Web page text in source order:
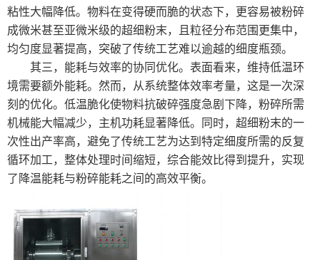
粘性大幅降低。物料在变得硬而脆的状态下，更容易被粉碎
成微米甚至亚微米级的超细粉末，且粒径分布范围更集中，
均匀度显著提高，突破了传统工艺难以逾越的细度瓶颈。
其三，能耗与效率的协同优化。表面看来，维持低温环
境需要额外能耗。然而，从系统整体效率考量，这是一次深
刻的优化。低温脆化使物料抗破碎强度急剧下降，粉碎所需
机械能大幅减少，主机功耗显著降低。同时，超细粉末的一
次性出产率高，避免了传统工艺为达到特定细度所需的反复
循环加工，整体处理时间缩短，综合能效比得到提升，实现
了降温能耗与粉碎能耗之间的高效平衡。